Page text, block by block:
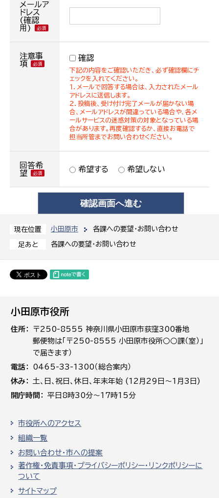
現在位置 小田原市 各課への要望・お問い合わせ
足あと 各課への要望・お問い合わせ
メールア
ドレス
(確認
用)
注意事
項
確認
下記の内容をご確認いただき、必ず確認欄にチ
ェックを入れてください。
１．メールで回答する場合は、入力されたメール
アドレスに送信します。
２．投稿後、受け付け完了メールが届かない場
合、メールアドレスが間違っている場合や、各メ
ールサービスの迷惑対策の対象となっている場
合があります。再度確認するか、直接お電話で
担当所管までお問い合わせください。
回答希
望
希望する 希望しない
小田原市役所
住所
〒250-8555 神奈川県小田原市荻窪300番地
郵便物は「〒250-8555 小田原市役所○○課（室）」
で届きます）
電話
0465-33-1300（総合案内）
休み
土､日､祝日、休日、年末年始 (12月29日～1月3日)
開庁時間
平日8時30分～17時15分
市役所へのアクセス
組織一覧
お問い合わせ・市への提案
著作権・免責事項・プライバシーポリシー・リンクポリシーに
ついて
サイトマップ